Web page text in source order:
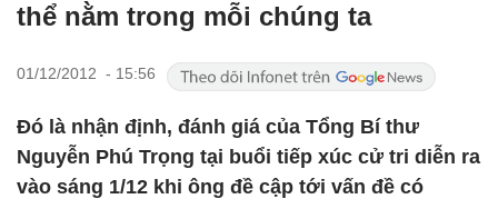
thể nằm trong mỗi chúng ta
01/12/2012 - 15:56
Đó là nhận định, đánh giá của Tổng Bí thư
Nguyễn Phú Trọng tại buổi tiếp xúc cử tri diễn ra
vào sáng 1/12 khi ông đề cập tới vấn đề có